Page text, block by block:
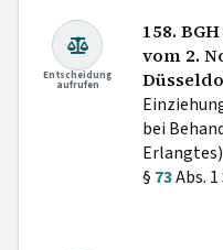
Entscheidung
aufrufen
158.
vom 2.
bei
§ 73Abs.